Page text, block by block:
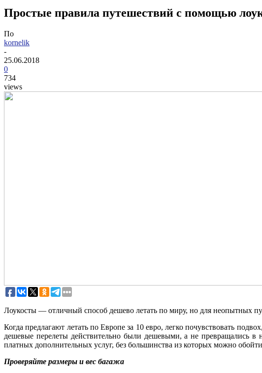
Простые правила путешествий с помощью
По
kornelik
-
25.06.2018
0
734
views
Лоукосты — отличный способ дешево летать по миру, но для неопытных
Когда предлагают летать по Европе за 10 евро, легко почувствовать
дешевые перелеты действительно были дешевыми, а не превращались в
платных дополнительных услуг, без большинства из которых можно
Проверяйте размеры и вес багажа